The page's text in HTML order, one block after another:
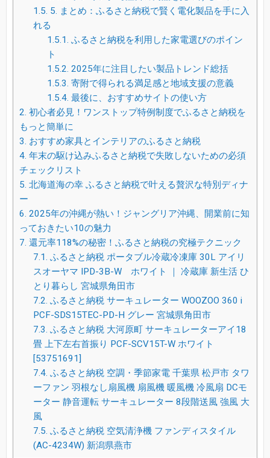
1.5. 5. まとめ：ふるさと納税で賢く電化製品を手に入
れる
1.5.1. ふるさと納税を利用した家電選びのポイン
ト
1.5.2. 2025年に注目したい製品トレンド総括
1.5.3. 寄附で得られる満足感と地域支援の意義
1.5.4. 最後に、おすすめサイトの使い方
2. 初心者必見！ワンストップ特例制度でふるさと納税を
もっと簡単に
3. おすすめ家具とインテリアのふるさと納税
4. 年末の駆け込みふるさと納税で失敗しないための必須
チェックリスト
5. 北海道海の幸 ふるさと納税で叶える贅沢な特別ディナ
ー
6. 2025年の沖縄が熱い！ジャングリア沖縄、開業前に知
っておきたい10の魅力
7. 還元率118%の秘密！ふるさと納税の究極テクニック
7.1. ふるさと納税 ポータブル冷蔵冷凍庫 30L アイリ
スオーヤマ IPD-3B-W ホワイト ｜ 冷蔵庫 新生活 ひ
とり暮らし 宮城県角田市
7.2. ふるさと納税 サーキュレーター WOOZOO 360 i
PCF-SDS15TEC-PD-H グレー 宮城県角田市
7.3. ふるさと納税 大河原町 サーキュレーターアイ18
畳 上下左右首振り PCF-SCV15T-W ホワイト
[53751691]
7.4. ふるさと納税 空調・季節家電 千葉県 松戸市 タワ
ーファン 羽根なし扇風機 扇風機 暖風機 冷風扇 DCモ
ーター 静音運転 サーキュレーター 8段階送風 強風 大
風
7.5. ふるさと納税 空気清浄機 ファンディスタイル
(AC-4234W) 新潟県燕市